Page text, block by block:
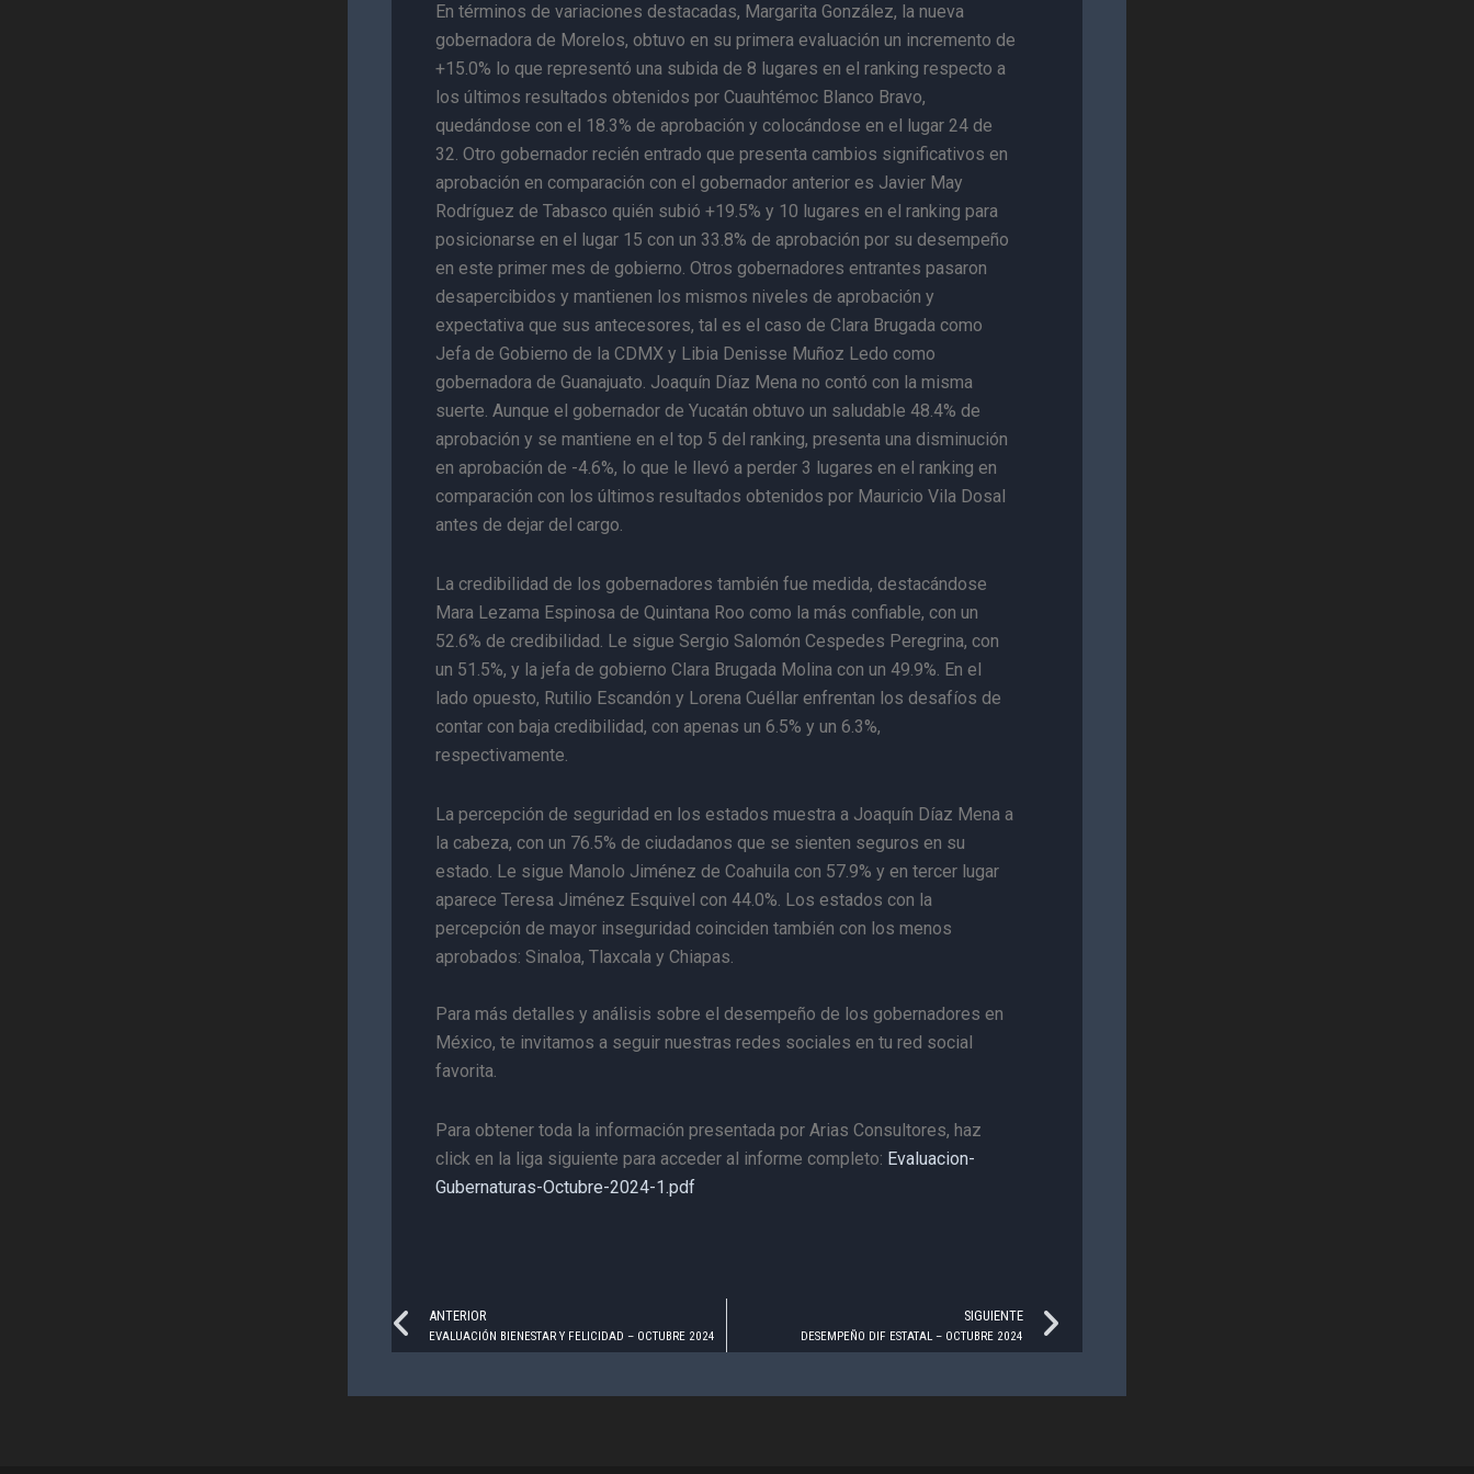
En términos de variaciones destacadas, Margarita González, la nueva
gobernadora de Morelos, obtuvo en su primera evaluación un incremento de
+15.0% lo que representó una subida de 8 lugares en el ranking respecto a
los últimos resultados obtenidos por Cuauhtémoc Blanco Bravo,
quedándose con el 18.3% de aprobación y colocándose en el lugar 24 de
32. Otro gobernador recién entrado que presenta cambios significativos en
aprobación en comparación con el gobernador anterior es Javier May
Rodríguez de Tabasco quién subió +19.5% y 10 lugares en el ranking para
posicionarse en el lugar 15 con un 33.8% de aprobación por su desempeño
en este primer mes de gobierno. Otros gobernadores entrantes pasaron
desapercibidos y mantienen los mismos niveles de aprobación y
expectativa que sus antecesores, tal es el caso de Clara Brugada como
Jefa de Gobierno de la CDMX y Libia Denisse Muñoz Ledo como
gobernadora de Guanajuato. Joaquín Díaz Mena no contó con la misma
suerte. Aunque el gobernador de Yucatán obtuvo un saludable 48.4% de
aprobación y se mantiene en el top 5 del ranking, presenta una disminución
en aprobación de -4.6%, lo que le llevó a perder 3 lugares en el ranking en
comparación con los últimos resultados obtenidos por Mauricio Vila Dosal
antes de dejar del cargo.
La credibilidad de los gobernadores también fue medida, destacándose
Mara Lezama Espinosa de Quintana Roo como la más confiable, con un
52.6% de credibilidad. Le sigue Sergio Salomón Cespedes Peregrina, con
un 51.5%, y la jefa de gobierno Clara Brugada Molina con un 49.9%. En el
lado opuesto, Rutilio Escandón y Lorena Cuéllar enfrentan los desafíos de
contar con baja credibilidad, con apenas un 6.5% y un 6.3%,
respectivamente.
La percepción de seguridad en los estados muestra a Joaquín Díaz Mena a
la cabeza, con un 76.5% de ciudadanos que se sienten seguros en su
estado. Le sigue Manolo Jiménez de Coahuila con 57.9% y en tercer lugar
aparece Teresa Jiménez Esquivel con 44.0%. Los estados con la
percepción de mayor inseguridad coinciden también con los menos
aprobados: Sinaloa, Tlaxcala y Chiapas.
Para más detalles y análisis sobre el desempeño de los gobernadores en
México, te invitamos a seguir nuestras redes sociales en tu red social
favorita.
Para obtener toda la información presentada por Arias Consultores, haz
click en la liga siguiente para acceder al informe completo: Evaluacion-
Gubernaturas-Octubre-2024-1.pdf
Prev
ANTERIOR
EVALUACIÓN BIENESTAR Y FELICIDAD – OCTUBRE 2024
SIGUIENTE
DESEMPEÑO DIF ESTATAL – OCTUBRE 2024